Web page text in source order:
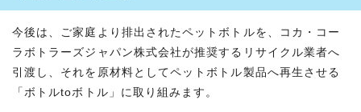
今後は、ご家庭より排出されたペットボトルを、コカ・コー
ラボトラーズジャパン株式会社が推奨するリサイクル業者へ
引渡し、それを原材料としてペットボトル製品へ再生させる
「ボトルtoボトル」に取り組みます。